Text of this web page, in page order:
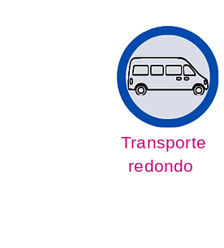
Transporte
redondo